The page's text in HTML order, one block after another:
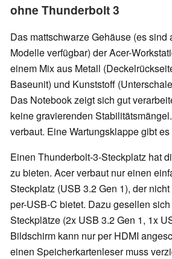
ohne Thunderbolt 3
Das mattschwarze Gehäuse (es sind
Modelle verfügbar) der Acer-
einem Mix aus Metall
Baseunit) und Kunststoff
Das Notebook zeigt sich gut
keine gravierenden
verbaut. Eine Wartungsklappe gibt es
Einen Thunderbolt-3-Steckplatz hat
zu bieten. Acer verbaut nur einen
Steckplatz (USB 3.2 Gen 1), der
per-USB-C bietet. Dazu gesellen
Steckplätze (2x USB 3.2 Gen 1, 1x
Bildschirm kann nur per HDMI
einen Speicherkartenleser muss